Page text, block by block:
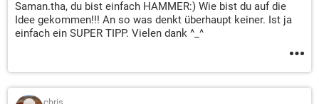
Saman.tha, du bist einfach HAMMER:) Wie bist du auf die
Idee gekommen!!! An so was denkt überhaupt keiner. Ist ja
einfach ein SUPER TIPP. Vielen dank ^_^